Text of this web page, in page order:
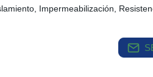
Impermeabilización,